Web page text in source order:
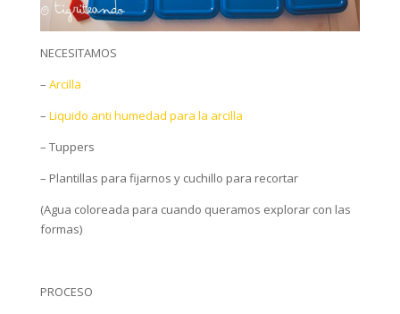
NECESITAMOS
– Arcilla
– Liquido anti humedad para la arcilla
– Tuppers
– Plantillas para fijarnos y cuchillo para recortar
(Agua coloreada para cuando queramos explorar con las
formas)
PROCESO